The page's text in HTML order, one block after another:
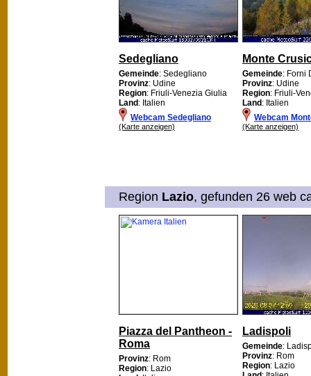
Sedegliano
Gemeinde: Sedegliano
Provinz: Udine
Region: Friuli-Venezia Giulia
Land: Italien
Webcam Sedegliano
(Karte anzeigen)
Monte
Gemeinde: Forni
Provinz: Udine
Region: Friuli-
Land: Italien
Webcam
(Karte anzeigen)
Region Lazio, gefunden 26 web
Piazza del Pantheon -
Roma
Provinz: Rom
Region: Lazio
Ladispoli
Gemeinde:
Provinz: Rom
Region: Lazio